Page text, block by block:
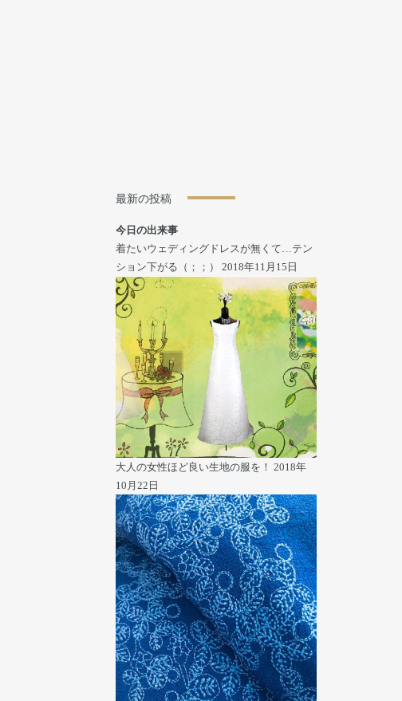
最新の投稿
今日の出来事
着たいウェディングドレスが無くて…テン
ション下がる（；；）
2018年11月15日
大人の女性ほど良い生地の服を！ 2018年
10月22日